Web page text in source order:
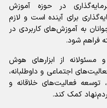
در حوزه آموزش
برای آینده است و لازم
به آموزش‌های کاربردی در
فراهم شود.
از ابزارهای هوش
اجتماعی و داوطلبانه،
توسعه فعالیت‌های خلاقانه و
کمک کند.